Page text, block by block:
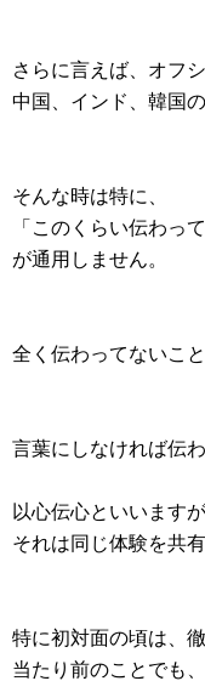
さらに言えば、オフ
中国、インド、韓国
そんな時は特に、
「このくらい伝わっ
が通用しません。
全く伝わってないこと
言葉にしなければ伝わ
以心伝心といいますが
それは同じ体験を共
特に初対面の頃は、
当たり前のことでも